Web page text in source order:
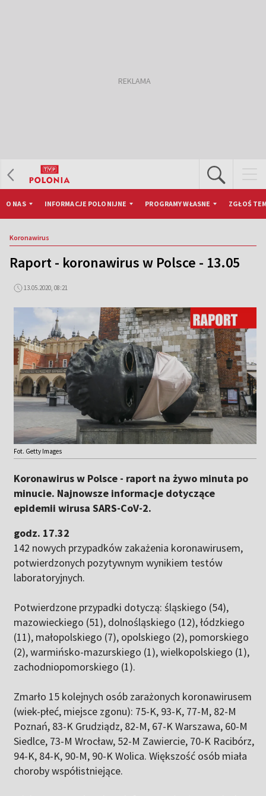
O NAS INFORMACJE POLONIJNE PROGRAMY WŁASNE ZGŁOŚ
Koronawirus
Raport - koronawirus w Polsce - 13.05
13.05.2020, 08:21
Fot. Getty Images
Koronawirus w Polsce - raport na żywo minuta po
minucie. Najnowsze informacje dotyczące
epidemii wirusa SARS-CoV-2.
godz. 17.32
142 nowych przypadków zakażenia koronawirusem,
potwierdzonych pozytywnym wynikiem testów
laboratoryjnych.
Potwierdzone przypadki dotyczą: śląskiego (54),
mazowieckiego (51), dolnośląskiego (12), łódzkiego
(11), małopolskiego (7), opolskiego (2), pomorskiego
(2), warmińsko-mazurskiego (1), wielkopolskiego (1),
zachodniopomorskiego (1).
Zmarło 15 kolejnych osób zarażonych koronawirusem
(wiek-płeć, miejsce zgonu): 75-K, 93-K, 77-M, 82-M
Poznań, 83-K Grudziądz, 82-M, 67-K Warszawa, 60-M
Siedlce, 73-M Wrocław, 52-M Zawiercie, 70-K Racibórz,
94-K, 84-K, 90-M, 90-K Wolica. Większość osób miała
choroby współistniejące.